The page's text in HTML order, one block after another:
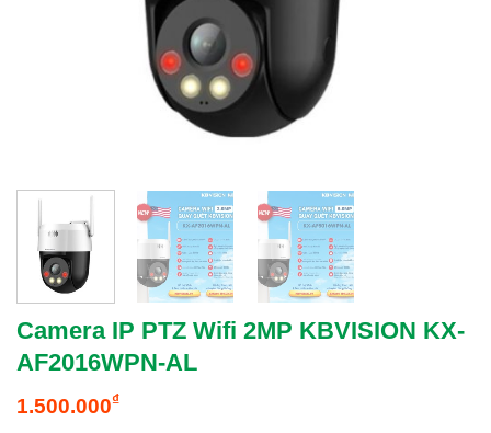
Camera IP PTZ Wifi 2MP KBVISION KX-
AF2016WPN-AL
1.500.000₫